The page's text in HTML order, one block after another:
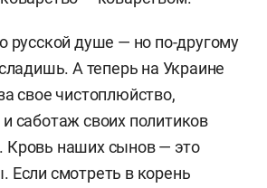
русской душе — но по-другому
А теперь на Украине
свое чистоплюйство,
саботаж своих политиков
наших сынов — это
Если смотреть в корень